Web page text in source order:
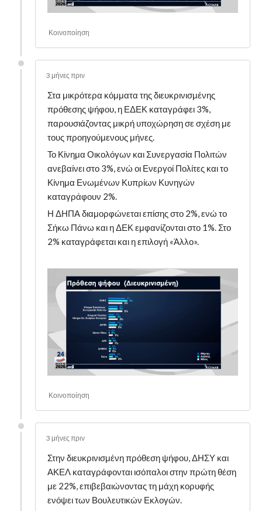
Κοινοποίηση
3 μήνες πριν
Στα μικρότερα κόμματα της διευκρινισμένης
πρόθεσης ψήφου, η ΕΔΕΚ καταγράφει 3%,
παρουσιάζοντας μικρή υποχώρηση σε σχέση με
τους προηγούμενους μήνες.
Το Κίνημα Οικολόγων και Συνεργασία Πολιτών
ανεβαίνει στο 3%, ενώ οι Ενεργοί Πολίτες και το
Κίνημα Ενωμένων Κυπρίων Κυνηγών
καταγράφουν 2%.
Η ΔΗΠΑ διαμορφώνεται επίσης στο 2%, ενώ το
Σήκω Πάνω και η ΔΕΚ εμφανίζονται στο 1%. Στο
2% καταγράφεται και η επιλογή «Άλλο».
Κοινοποίηση
3 μήνες πριν
Στην διευκρινισμένη πρόθεση ψήφου, ΔΗΣΥ και
ΑΚΕΛ καταγράφονται ισόπαλοι στην πρώτη θέση
με 22%, επιβεβαιώνοντας τη μάχη κορυφής
ενόψει των Βουλευτικών Εκλογών.